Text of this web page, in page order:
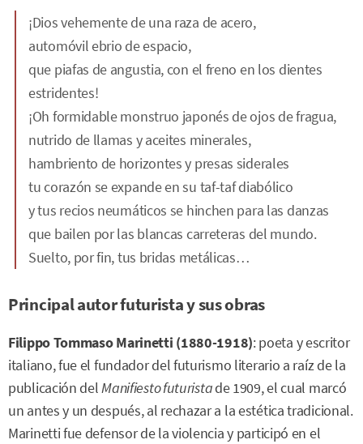
¡Dios vehemente de una raza de acero,
automóvil ebrio de espacio,
que piafas de angustia, con el freno en los dientes
estridentes!
¡Oh formidable monstruo japonés de ojos de fragua,
nutrido de llamas y aceites minerales,
hambriento de horizontes y presas siderales
tu corazón se expande en su taf-taf diabólico
y tus recios neumáticos se hinchen para las danzas
que bailen por las blancas carreteras del mundo.
Suelto, por fin, tus bridas metálicas…
Principal autor futurista y sus obras
Filippo Tommaso Marinetti (1880-1918): poeta y escritor
italiano, fue el fundador del futurismo literario a raíz de la
publicación delManifiesto futuristade 1909, el cual marcó
un antes y un después, al rechazar a la estética tradicional.
Marinetti fue defensor de la violencia y participó en el